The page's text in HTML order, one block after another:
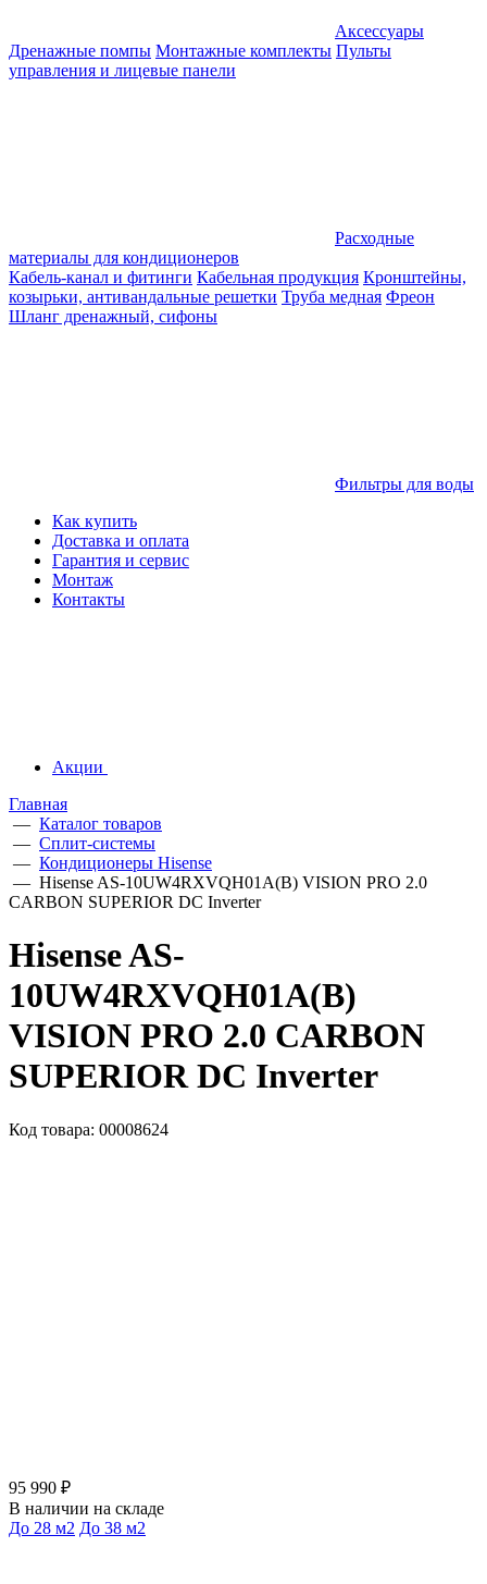
Аксессуары
Дренажные помпы Монтажные комплекты Пульты
управления и лицевые панели
Расходные
материалы для кондиционеров
Кабель-канал и фитинги Кабельная продукция Кронштейны,
козырьки, антивандальные решетки Труба медная Фреон
Шланг дренажный, сифоны
Фильтры для воды
Как купить
Доставка и оплата
Гарантия и сервис
Монтаж
Контакты
Акции
Главная
— Каталог товаров
— Сплит-системы
— Кондиционеры Hisense
— Hisense AS-10UW4RXVQH01A(B) VISION PRO 2.0
CARBON SUPERIOR DC Inverter
Hisense AS-
10UW4RXVQH01A(B)
VISION PRO 2.0 CARBON
SUPERIOR DC Inverter
Код товара: 00008624
95 990 ₽
В наличии на складе
До 28 м2 До 38 м2